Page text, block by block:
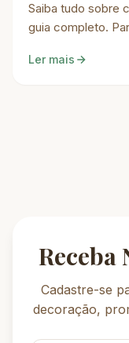
Saiba tudo sobre
guia completo.
Ler mais
Receba
Cadastre-se
decoração,